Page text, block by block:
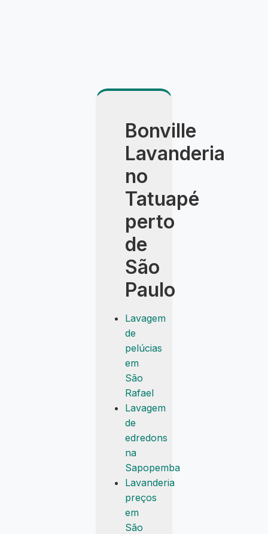
Bonville
Lavanderia
no
Tatuapé
perto
de
São
Paulo
Lavagem
de
pelúcias
em
São
Rafael
Lavagem
de
edredons
na
Sapopemba
Lavanderia
preços
em
São